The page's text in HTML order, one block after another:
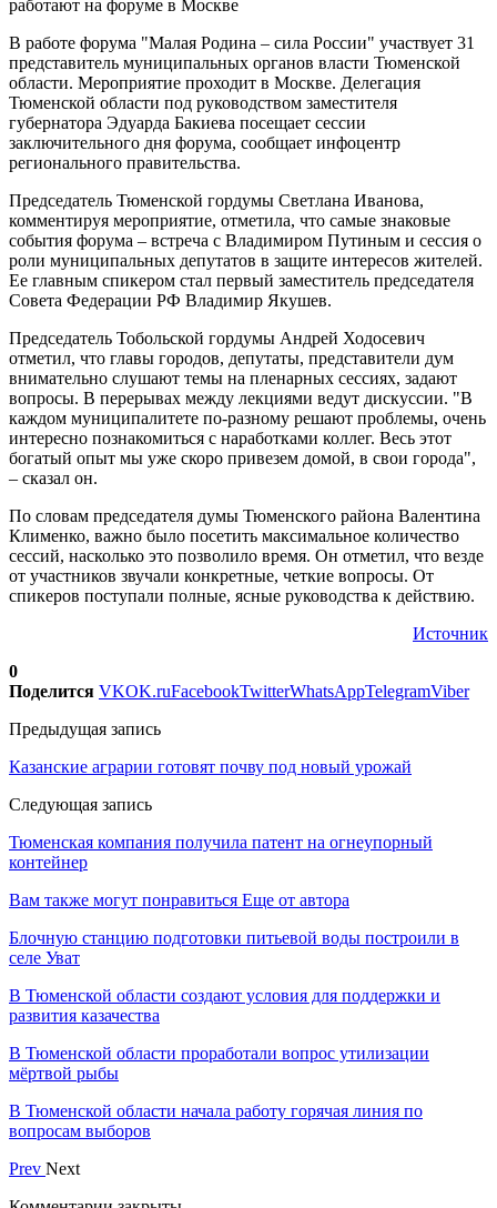
В работе форума "Малая Родина – сила России" участвует 31
представитель муниципальных органов власти Тюменской
области. Мероприятие проходит в Москве. Делегация
Тюменской области под руководством заместителя
губернатора Эдуарда Бакиева посещает сессии
заключительного дня форума, сообщает инфоцентр
регионального правительства.
Председатель Тюменской гордумы Светлана Иванова,
комментируя мероприятие, отметила, что самые знаковые
события форума – встреча с Владимиром Путиным и сессия о
роли муниципальных депутатов в защите интересов жителей.
Ее главным спикером стал первый заместитель председателя
Совета Федерации РФ Владимир Якушев.
Председатель Тобольской гордумы Андрей Ходосевич
отметил, что главы городов, депутаты, представители дум
внимательно слушают темы на пленарных сессиях, задают
вопросы. В перерывах между лекциями ведут дискуссии. "В
каждом муниципалитете по-разному решают проблемы, очень
интересно познакомиться с наработками коллег. Весь этот
богатый опыт мы уже скоро привезем домой, в свои города",
– сказал он.
По словам председателя думы Тюменского района Валентина
Клименко, важно было посетить максимальное количество
сессий, насколько это позволило время. Он отметил, что везде
от участников звучали конкретные, четкие вопросы. От
спикеров поступали полные, ясные руководства к действию.
Источник
0
Поделится VKOK.ruFacebookTwitterWhatsAppTelegramViber
Предыдущая запись
Казанские аграрии готовят почву под новый урожай
Следующая запись
Тюменская компания получила патент на огнеупорный
контейнер
Вам также могут понравиться Еще от автора
Блочную станцию подготовки питьевой воды построили в
селе Уват
В Тюменской области создают условия для поддержки и
развития казачества
В Тюменской области проработали вопрос утилизации
мёртвой рыбы
В Тюменской области начала работу горячая линия по
вопросам выборов
Prev Next